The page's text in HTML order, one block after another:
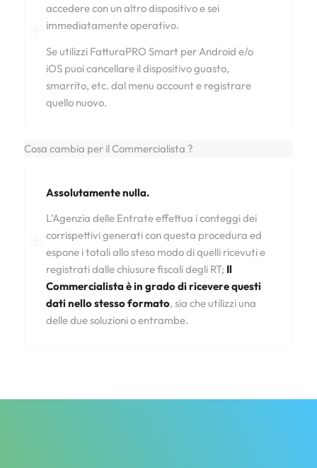
accedere con un altro dispositivo e sei
immediatamente operativo.
Se utilizzi FatturaPRO Smart per Android e/o
iOS puoi cancellare il dispositivo guasto,
smarrito, etc. dal menu account e registrare
quello nuovo.
Cosa cambia per il Commercialista ?
Assolutamente nulla.
L’Agenzia delle Entrate effettua i conteggi dei
corrispettivi generati con questa procedura ed
espone i totali allo steso modo di quelli ricevuti e
registrati dalle chiusure fiscali degli RT; Il
Commercialista è in grado di ricevere questi
dati nello stesso formato, sia che utilizzi una
delle due soluzioni o entrambe.